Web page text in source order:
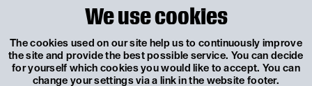
We use cookies
The cookies used on our site help us to continuously improve
the site and provide the best possible service. You can decide
for yourself which cookies you would like to accept. You can
change your settings via a link in the website footer.
Arbeitsbedingungen im Landestheater Niederösterreich.
Weiterhin wollen wir darüber mit dem Publikum im